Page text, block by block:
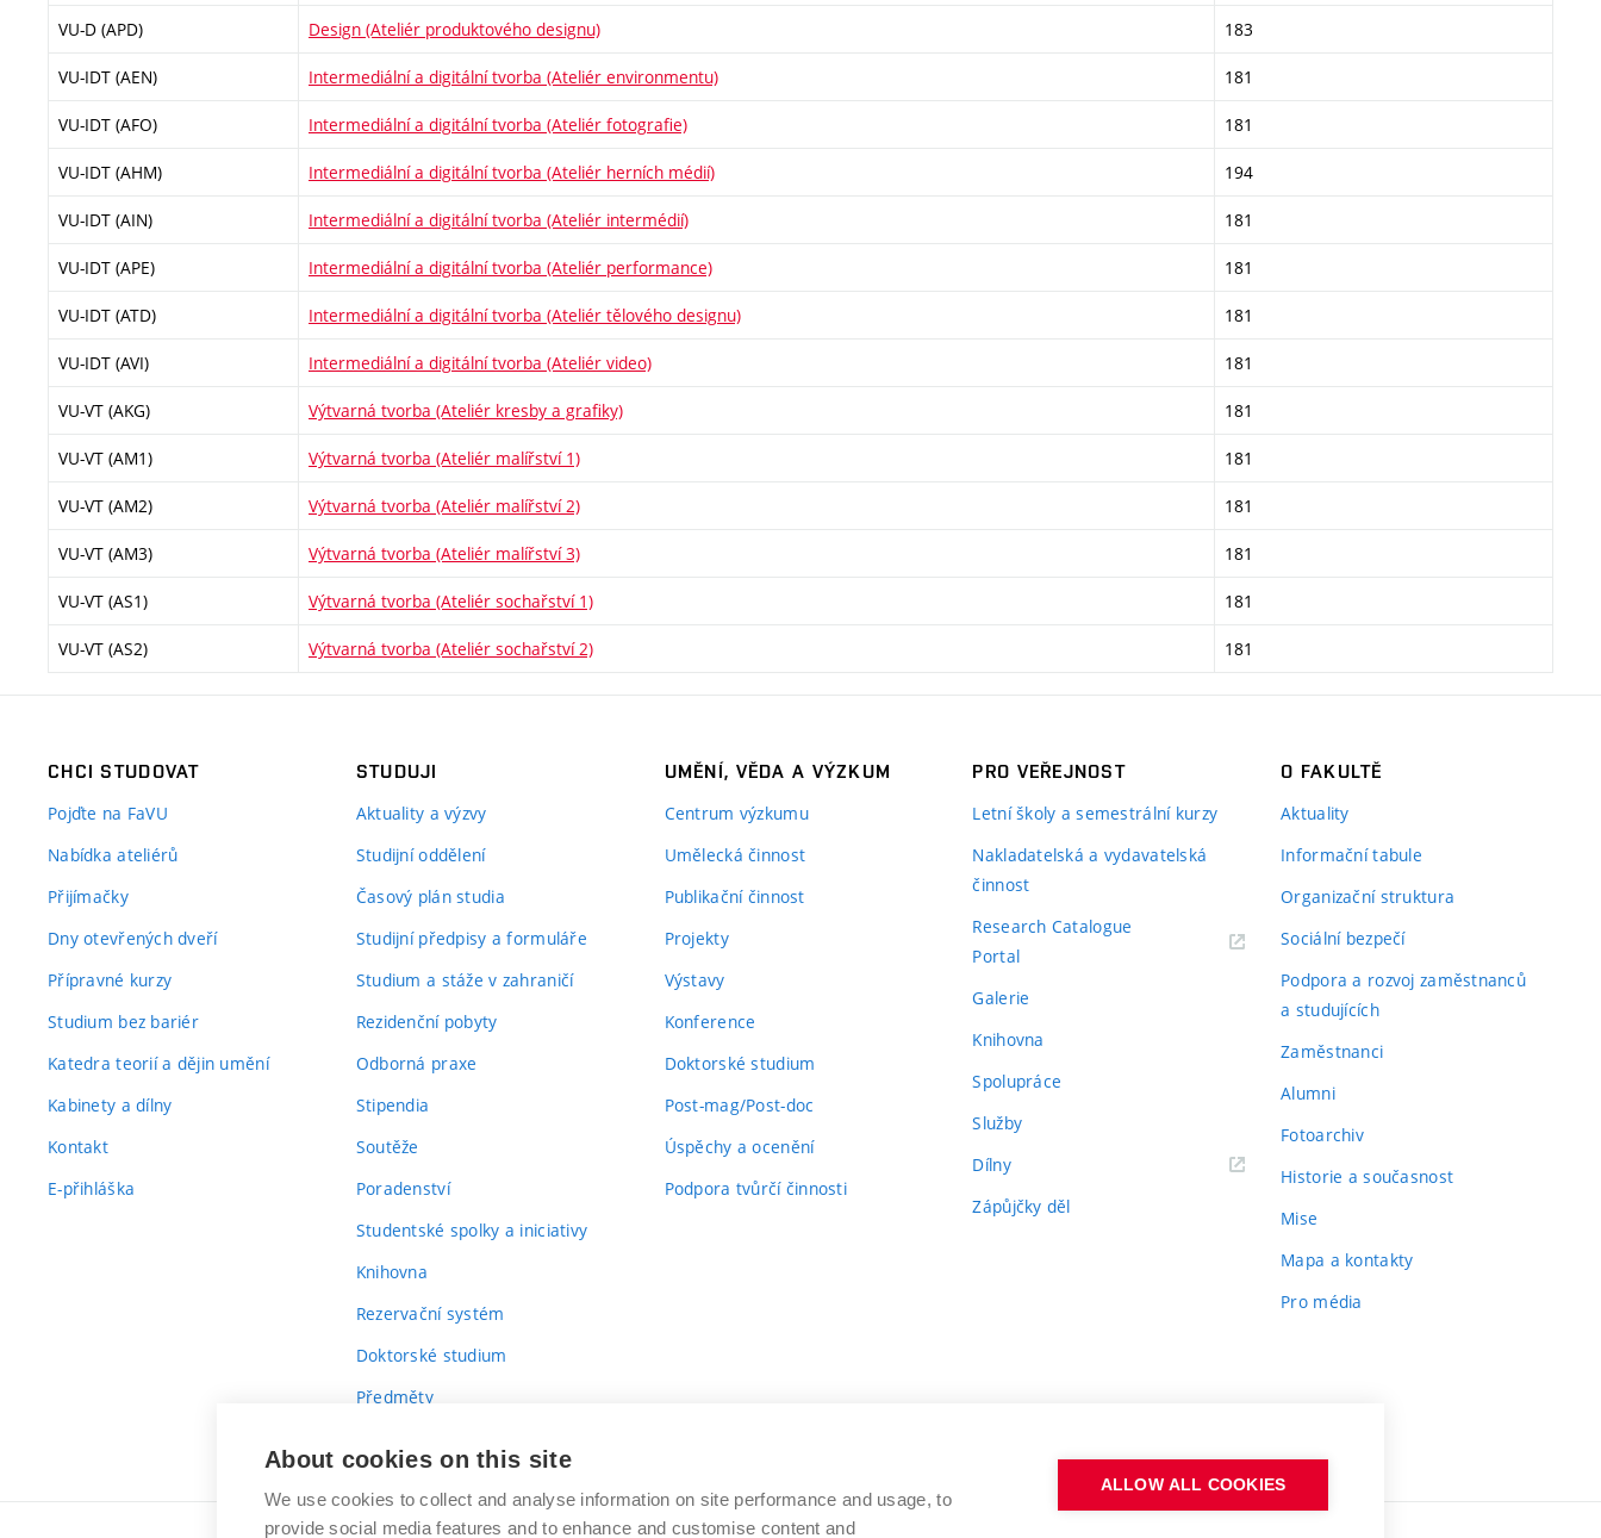
VU-D (APD) Design (Ateliér produktového designu) 183
VU-IDT (AEN) Intermediální a digitální tvorba (Ateliér environmentu) 181
VU-IDT (AFO) Intermediální a digitální tvorba (Ateliér fotografie) 181
VU-IDT (AHM) Intermediální a digitální tvorba (Ateliér herních médií) 194
VU-IDT (AIN) Intermediální a digitální tvorba (Ateliér intermédií) 181
VU-IDT (APE) Intermediální a digitální tvorba (Ateliér performance) 181
VU-IDT (ATD) Intermediální a digitální tvorba (Ateliér tělového designu) 181
VU-IDT (AVI) Intermediální a digitální tvorba (Ateliér video) 181
VU-VT (AKG) Výtvarná tvorba (Ateliér kresby a grafiky) 181
VU-VT (AM1) Výtvarná tvorba (Ateliér malířství 1) 181
VU-VT (AM2) Výtvarná tvorba (Ateliér malířství 2) 181
VU-VT (AM3) Výtvarná tvorba (Ateliér malířství 3) 181
VU-VT (AS1) Výtvarná tvorba (Ateliér sochařství 1) 181
VU-VT (AS2) Výtvarná tvorba (Ateliér sochařství 2) 181
CHCI STUDOVAT
Pojďte na FaVU
Nabídka ateliérů
Přijímačky
Dny otevřených dveří
Přípravné kurzy
Studium bez bariér
Katedra teorií a dějin umění
Kabinety a dílny
Kontakt
E-přihláška
STUDUJI
Aktuality a výzvy
Studijní oddělení
Časový plán studia
Studijní předpisy a formuláře
Studium a stáže v zahraničí
Rezidenční pobyty
Odborná praxe
Stipendia
Soutěže
Poradenství
Studentské spolky a iniciativy
Knihovna
Rezervační systém
Doktorské studium
Předměty
UMĚNÍ, VĚDA A VÝZKUM
Centrum výzkumu
Umělecká činnost
Publikační činnost
Projekty
Výstavy
Konference
Doktorské studium
Post-mag/Post-doc
Úspěchy a ocenění
Podpora tvůrčí činnosti
PRO VEŘEJNOST
Letní školy a semestrální kurzy
Nakladatelská a vydavatelská
činnost
Research Catalogue
Portal
Galerie
Knihovna
Spolupráce
Služby
Dílny
Zápůjčky děl
O FAKULTĚ
Aktuality
Informační tabule
Organizační struktura
Sociální bezpečí
Podpora a rozvoj zaměstnanců
a studujících
Zaměstnanci
Alumni
Fotoarchiv
Historie a současnost
Mise
Mapa a kontakty
Pro média
About cookies on this site
We use cookies to collect and analyse information on site performance and usage, to
provide social media features and to enhance and customise content and
ALLOW ALL COOKIES